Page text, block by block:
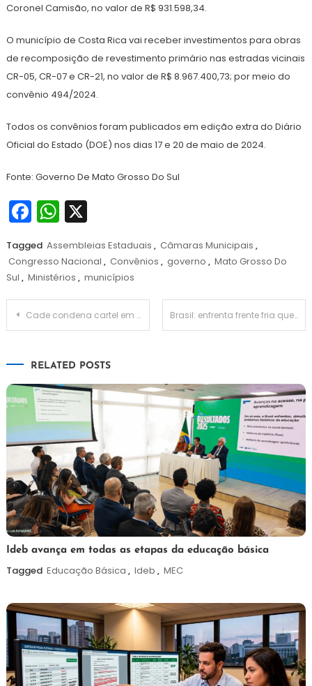
Coronel Camisão, no valor de R$ 931.598,34.
O município de Costa Rica vai receber investimentos para obras
de recomposição de revestimento primário nas estradas vicinais
CR-05, CR-07 e CR-21, no valor de R$ 8.967.400,73; por meio do
convênio 494/2024.
Todos os convênios foram publicados em edição extra do Diário
Oficial do Estado (DOE) nos dias 17 e 20 de maio de 2024.
Fonte: Governo De Mato Grosso Do Sul
Facebook
WhatsApp
X
Tagged Assembleias Estaduais , Câmaras Municipais ,
Congresso Nacional , Convênios , governo , Mato Grosso Do
Sul , Ministérios , municípios
Navegação
Cade condena cartel em licitação sobre aquisição de próteses e órteses Brasil: enfrenta frente fria que muda clima e baixa temperatura
RELATED POSTS
6
de
agosto
2026
Maurilio
Ideb avança em todas as etapas da educação básica
Tagged Educação Básica , Ideb , MEC